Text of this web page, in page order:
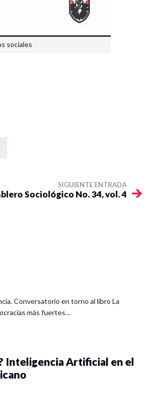
sociales
SIGUIENTE ENTRADA
Sociológico No. 34, vol. 4
Conversatorio en torno al libro La
más fuertes…
Inteligencia Artificial en el